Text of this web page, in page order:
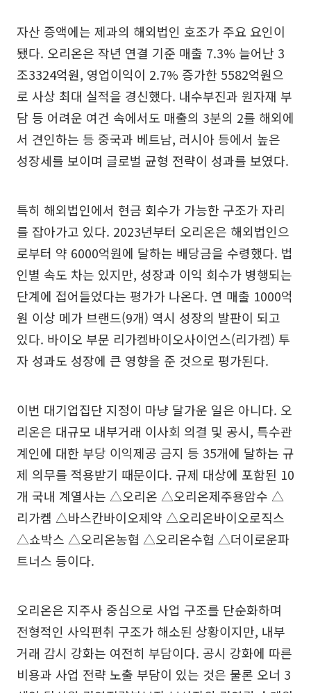
자산 증액에는 제과의 해외법인 호조가 주요 요인이
됐다. 오리온은 작년 연결 기준 매출 7.3% 늘어난 3
조3324억원, 영업이익이 2.7% 증가한 5582억원으
로 사상 최대 실적을 경신했다. 내수부진과 원자재 부
담 등 어려운 여건 속에서도 매출의 3분의 2를 해외에
서 견인하는 등 중국과 베트남, 러시아 등에서 높은
성장세를 보이며 글로벌 균형 전략이 성과를 보였다.
특히 해외법인에서 현금 회수가 가능한 구조가 자리
를 잡아가고 있다. 2023년부터 오리온은 해외법인으
로부터 약 6000억원에 달하는 배당금을 수령했다. 법
인별 속도 차는 있지만, 성장과 이익 회수가 병행되는
단계에 접어들었다는 평가가 나온다. 연 매출 1000억
원 이상 메가 브랜드(9개) 역시 성장의 발판이 되고
있다. 바이오 부문 리가켐바이오사이언스(리가켐) 투
자 성과도 성장에 큰 영향을 준 것으로 평가된다.
이번 대기업집단 지정이 마냥 달가운 일은 아니다. 오
리온은 대규모 내부거래 이사회 의결 및 공시, 특수관
계인에 대한 부당 이익제공 금지 등 35개에 달하는 규
제 의무를 적용받기 때문이다. 규제 대상에 포함된 10
개 국내 계열사는 △오리온 △오리온제주용암수 △
리가켐 △바스칸바이오제약 △오리온바이오로직스
△쇼박스 △오리온농협 △오리온수협 △더이로운파
트너스 등이다.
오리온은 지주사 중심으로 사업 구조를 단순화하며
전형적인 사익편취 구조가 해소된 상황이지만, 내부
거래 감시 강화는 여전히 부담이다. 공시 강화에 따른
비용과 사업 전략 노출 부담이 있는 것은 물론 오너 3